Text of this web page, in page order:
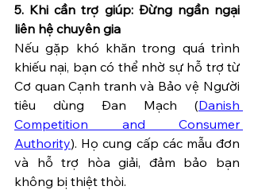
5. Khi cần trợ giúp: Đừng ngần ngại
liên hệ chuyên gia
Nếu gặp khó khăn trong quá trình
khiếu nại, bạn có thể nhờ sự hỗ trợ từ
Cơ quan Cạnh tranh và Bảo vệ Người
tiêu dùng Đan Mạch (Danish
Competition and Consumer
Authority). Họ cung cấp các mẫu đơn
và hỗ trợ hòa giải, đảm bảo bạn
không bị thiệt thòi.